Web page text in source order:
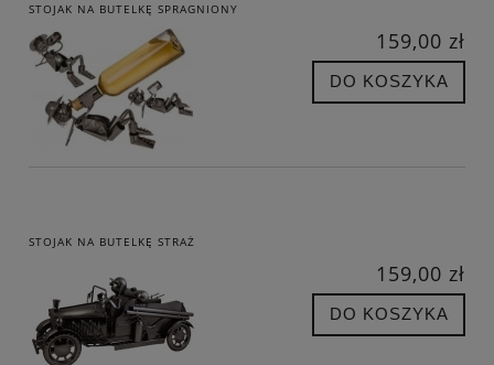
STOJAK NA BUTELKĘ SPRAGNIONY
159,00 zł
DO KOSZYKA
STOJAK NA BUTELKĘ STRAŻ
159,00 zł
DO KOSZYKA